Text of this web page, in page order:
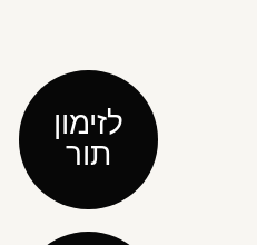
לזימון
תור